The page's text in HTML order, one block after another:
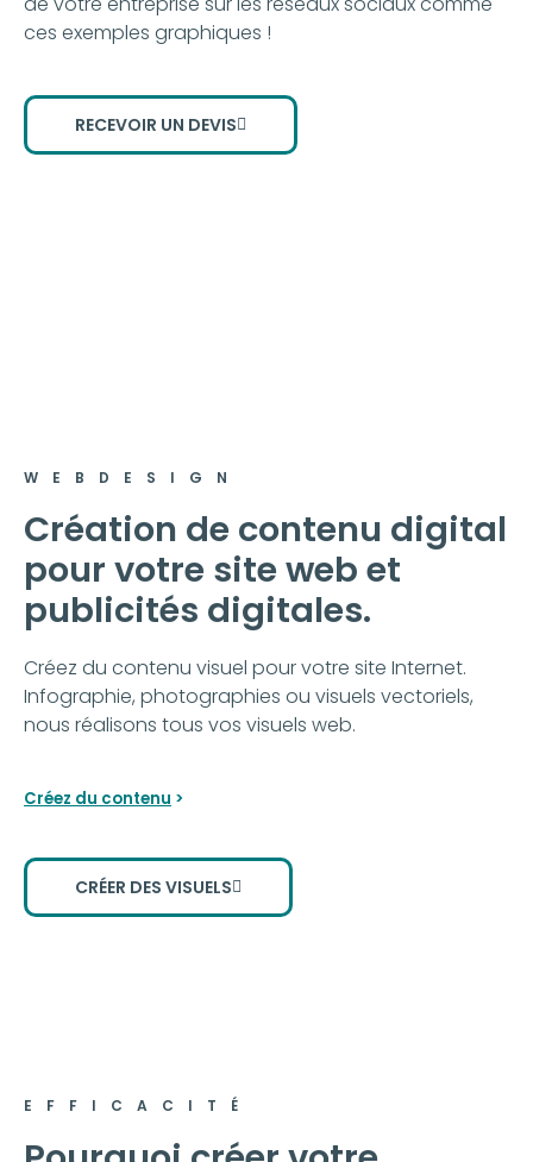
ces exemples graphiques !
RECEVOIR UN DEVIS
WEBDESIGN
Création de contenu digital
pour votre site web et
publicités digitales.
Créez du contenu visuel pour votre site Internet.
Infographie, photographies ou visuels vectoriels,
nous réalisons tous vos visuels web.
Créez du contenu >
CRÉER DES VISUELS
EFFICACITÉ